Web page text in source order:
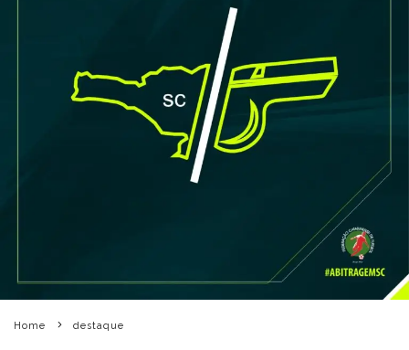
Home destaque